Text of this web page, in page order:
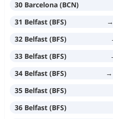
30 Barcelona (BCN)
31 Belfast (BFS)
→
32 Belfast (BFS)
33 Belfast (BFS)
34 Belfast (BFS)
→
35 Belfast (BFS)
36 Belfast (BFS)